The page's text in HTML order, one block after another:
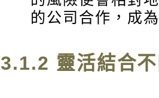
的公司合作，成
3.1.2 靈活結合